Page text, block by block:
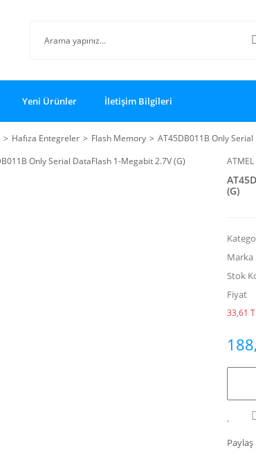
Yeni Ürünler İletişim Bilgileri
Hafıza Entegreler Flash Memory
AT45DB011B Only
ATMEL
(G)
Marka
Stok
Fiyat
33,61
Paylaş